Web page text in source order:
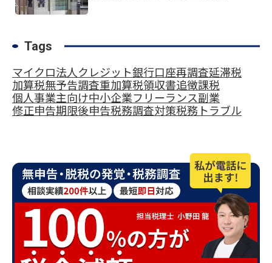
Tags
マイクロ法人クレジット銀行口座再調査延滞税
加算税無予告調査重加算税領収書追徴課税
個人事業主向け中小企業フリーランス副業
修正申告期限後申告税務調査対策税務トラブル